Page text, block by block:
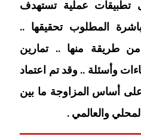
تطبيقات عملية تستهدف
المطلوب تحقيقها ..
من طريقة منها .. تمارين
وأسئلة .. وقد تم اعتماد
على أساس المزاوجة ما بين
والعالمي .